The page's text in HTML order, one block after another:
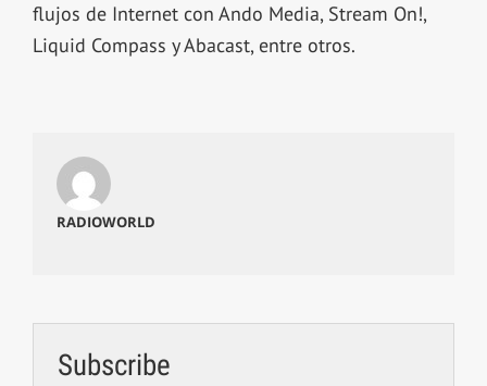
flujos de Internet con Ando Media, Stream On!,
Liquid Compass y Abacast, entre otros.
RADIOWORLD
Subscribe